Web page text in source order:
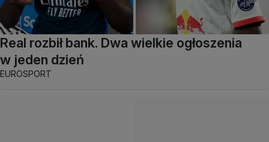
Real rozbił bank. Dwa wielkie ogłoszenia
w jeden dzień
EUROSPORT